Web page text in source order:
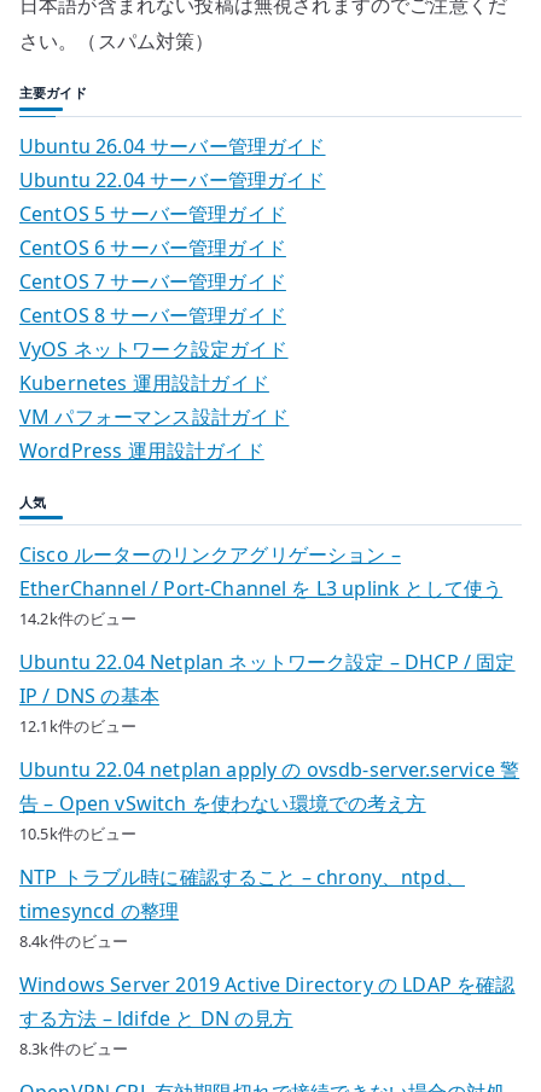
さい。（スパム対策）
主要ガイド
Ubuntu 26.04 サーバー管理ガイド
Ubuntu 22.04 サーバー管理ガイド
CentOS 5 サーバー管理ガイド
CentOS 6 サーバー管理ガイド
CentOS 7 サーバー管理ガイド
CentOS 8 サーバー管理ガイド
VyOS ネットワーク設定ガイド
Kubernetes 運用設計ガイド
VM パフォーマンス設計ガイド
WordPress 運用設計ガイド
人気
Cisco ルーターのリンクアグリゲーション –
EtherChannel / Port-Channel を L3 uplink として使う
14.2k件のビュー
Ubuntu 22.04 Netplan ネットワーク設定 – DHCP / 固定
IP / DNS の基本
12.1k件のビュー
Ubuntu 22.04 netplan apply の ovsdb-server.service 警
告 – Open vSwitch を使わない環境での考え方
10.5k件のビュー
NTP トラブル時に確認すること – chrony、ntpd、
timesyncd の整理
8.4k件のビュー
Windows Server 2019 Active Directory の LDAP を確認
する方法 – ldifde と DN の見方
8.3k件のビュー